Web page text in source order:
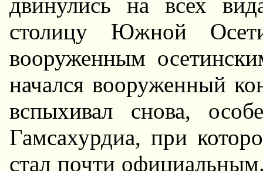
двинулись на всех
столицу Южной
вооруженным
начался вооруженный
вспыхивал снова,
Гамсахурдиа, при
стал почти